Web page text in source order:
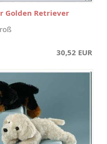
Golden Retriever
30,52 EUR